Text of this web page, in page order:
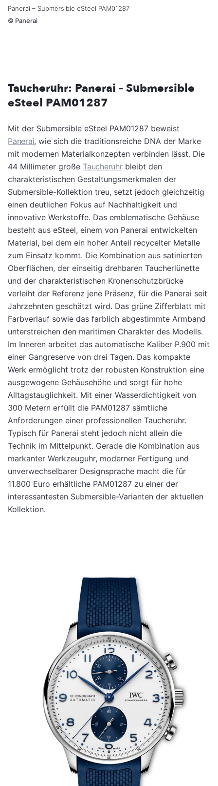
Panerai – Submersible eSteel PAM01287
© Panerai
Taucheruhr: Panerai – Submersible
eSteel PAM01287
Mit der Submersible eSteel PAM01287 beweist
Panerai, wie sich die traditionsreiche DNA der Marke
mit modernen Materialkonzepten verbinden lässt. Die
44 Millimeter große Taucheruhrbleibt den
charakteristischen Gestaltungsmerkmalen der
Submersible-Kollektion treu, setzt jedoch gleichzeitig
einen deutlichen Fokus auf Nachhaltigkeit und
innovative Werkstoffe. Das emblematische Gehäuse
besteht aus eSteel, einem von Panerai entwickelten
Material, bei dem ein hoher Anteil recycelter Metalle
zum Einsatz kommt. Die Kombination aus satinierten
Oberflächen, der einseitig drehbaren Taucherlünette
und der charakteristischen Kronenschutzbrücke
verleiht der Referenz jene Präsenz, für die Panerai seit
Jahrzehnten geschätzt wird. Das grüne Zifferblatt mit
Farbverlauf sowie das farblich abgestimmte Armband
unterstreichen den maritimen Charakter des Modells.
Im Inneren arbeitet das automatische Kaliber P.900 mit
einer Gangreserve von drei Tagen. Das kompakte
Werk ermöglicht trotz der robusten Konstruktion eine
ausgewogene Gehäusehöhe und sorgt für hohe
Alltagstauglichkeit. Mit einer Wasserdichtigkeit von
300 Metern erfüllt die PAM01287 sämtliche
Anforderungen einer professionellen Taucheruhr.
Typisch für Panerai steht jedoch nicht allein die
Technik im Mittelpunkt. Gerade die Kombination aus
markanter Werkzeuguhr, moderner Fertigung und
unverwechselbarer Designsprache macht die für
11.800 Euro erhältliche PAM01287 zu einer der
interessantesten Submersible-Varianten der aktuellen
Kollektion.